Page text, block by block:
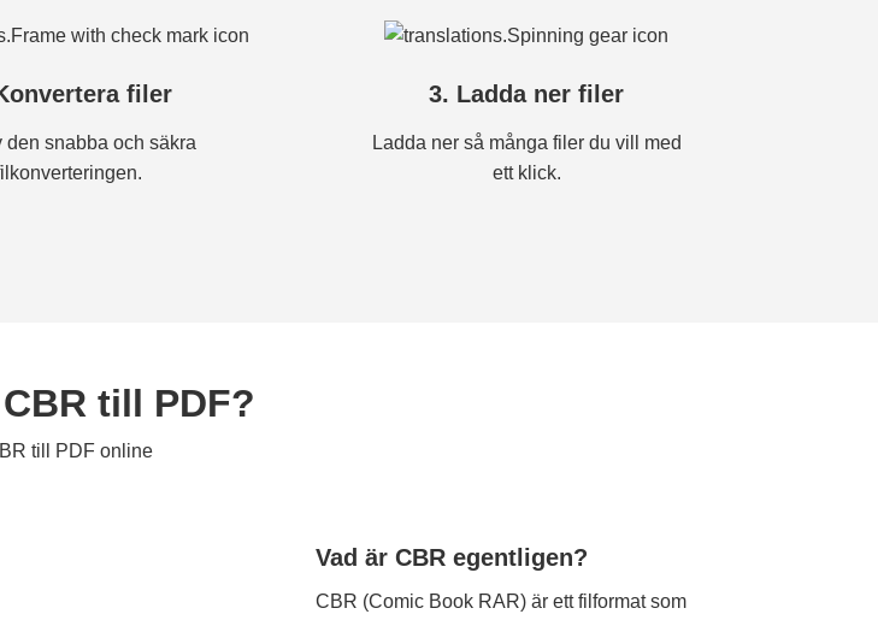
filer
den snabba och säkra
3. Ladda ner filer
Ladda ner så många filer du vill med
ett klick.
till PDF?
till PDF online
Vad är CBR egentligen?
CBR (Comic Book RAR) är ett filformat som